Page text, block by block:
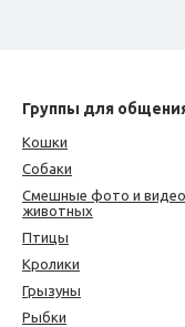
Группы для
Кошки
Собаки
Смешные фото и видео
животных
Птицы
Кролики
Грызуны
Рыбки